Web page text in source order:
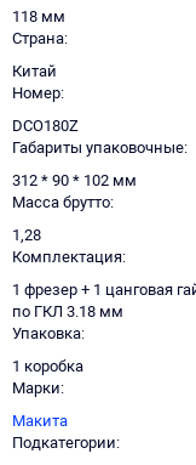
118 мм
Страна
Китай
Номер
DCO180Z
Габариты упаковочные
312 * 90 * 102 мм
Масса брутто
1,28
Комплектация
1 фрезер + 1 цанговая
по ГКЛ 3.18 мм
Упаковка
1 коробка
Марки
Макита
Подкатегории